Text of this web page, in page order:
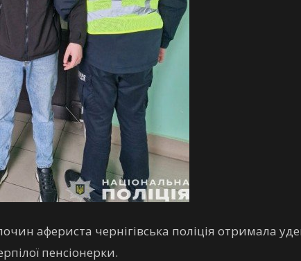
афериста чернігівська поліція отримала
пенсіонерки.